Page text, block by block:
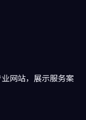
网站，展示服务案